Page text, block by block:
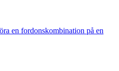
en fordonskombination på en